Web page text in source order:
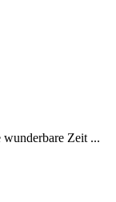
Zeit ...